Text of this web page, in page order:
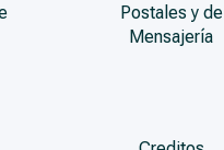
Postales y de
Mensajería